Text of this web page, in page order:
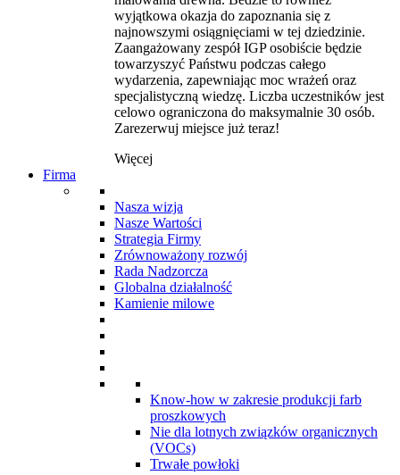
wyjątkowa okazja do zapoznania się z
najnowszymi osiągnięciami w tej dziedzinie.
Zaangażowany zespół IGP osobiście będzie
towarzyszyć Państwu podczas całego
wydarzenia, zapewniając moc wrażeń oraz
specjalistyczną wiedzę. Liczba uczestników jest
celowo ograniczona do maksymalnie 30 osób.
Zarezerwuj miejsce już teraz!
Więcej
Firma
Nasza wizja
Nasze Wartości
Strategia Firmy
Zrównoważony rozwój
Rada Nadzorcza
Globalna działalność
Kamienie milowe
Know-how w zakresie produkcji farb
proszkowych
Nie dla lotnych związków organicznych
(VOCs)
Trwałe powłoki